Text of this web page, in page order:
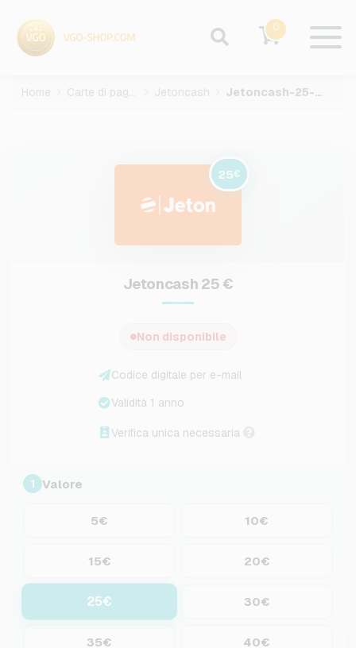
0
Home Carte di pagamento Jetoncash Jetoncash-25-EUR
25€
Jetoncash 25 €
Non disponibile
Codice digitale per e-mail
Validità 1 anno
Verifica unica necessaria
1 Valore
5€ 10€
15€ 20€
25€ 30€
35€ 40€